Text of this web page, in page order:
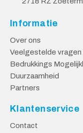
Informatie
Over ons
Veelgestelde vragen
Bedrukkings
Duurzaamheid
Partners
Klantenservice
Contact